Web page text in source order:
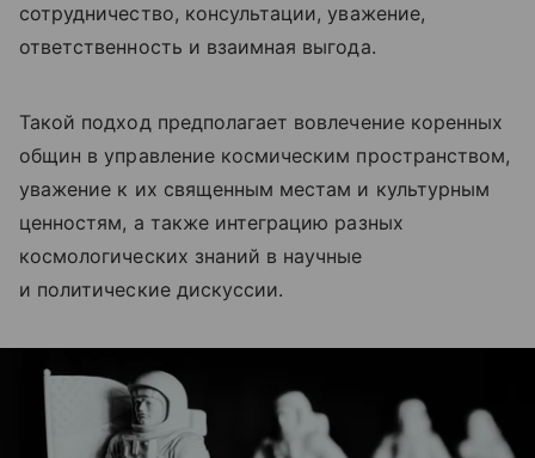
сотрудничество, консультации, уважение,
ответственность и взаимная выгода.
Такой подход предполагает вовлечение коренных
общин в управление космическим пространством,
уважение к их священным местам и культурным
ценностям, а также интеграцию разных
космологических знаний в научные
и политические дискуссии.